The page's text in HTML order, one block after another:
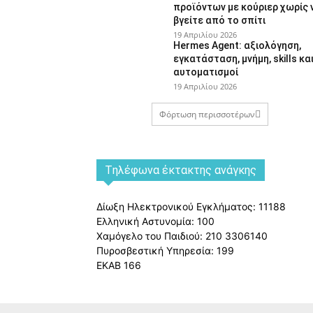
προϊόντων με κούριερ χωρίς
βγείτε από το σπίτι
19 Απριλίου 2026
Hermes Agent: αξιολόγηση,
εγκατάσταση, μνήμη, skills
αυτοματισμοί
19 Απριλίου 2026
Φόρτωση περισσοτέρων
Tηλέφωνα έκτακτης ανάγκης
Δίωξη Ηλεκτρονικού Εγκλήματος: 11188
Ελληνική Αστυνομία: 100
Χαμόγελο του Παιδιού: 210 3306140
Πυροσβεστική Υπηρεσία: 199
ΕΚΑΒ 166